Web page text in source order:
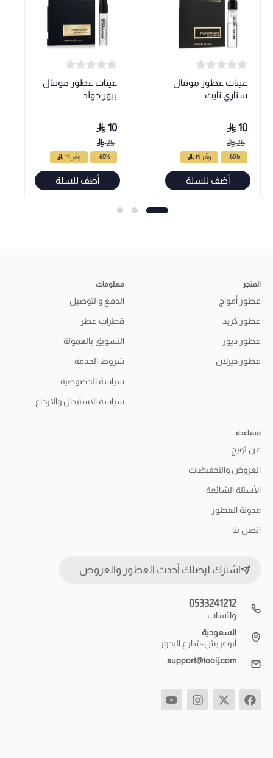
عينات عطور مونتال
ستاري نايت
10
25
-60% وفّر 15
أضف للسلة
عينات عطور مونتال
بيور جولد
10
25
-60% وفّر 15
أضف للسلة
المتجر
عطور أمواج
عطور كريد
عطور ديور
عطور جيرلان
معلومات
الدفع والتوصيل
قطرات عطر
التسويق بالعمولة
شروط الخدمة
سياسة الخصوصية
سياسة الاستبدال والارجاع
مساعدة
عن تويج
العروض والتخفيضات
الأسئلة الشائعة
مدونة العطور
اتصل بنا
اشترك ليصلك أحدث العطور والعروض
0533241212
واتساب
السعودية
أبوعريش-شارع البحور
support@tooij.com